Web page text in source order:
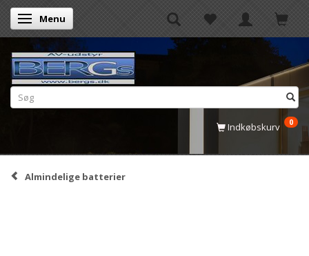
Skifte navigation
Menu
Indkøbskurv 0
Almindelige batterier